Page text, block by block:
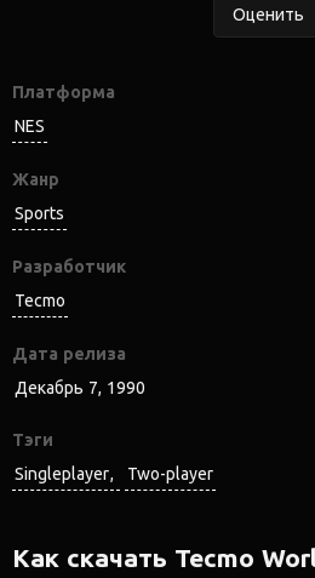
Оценить
Платформа
NES
Жанр
Sports
Разработчик
Tecmo
Дата релиза
Декабрь 7, 1990
Тэги
Singleplayer
Two-player
Как скачать Tecmo